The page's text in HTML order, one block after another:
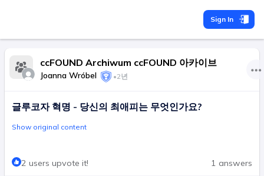
Sign In
ccFOUND Archiwum ccFOUND 아카이브
Joanna Wróbel •2년
글루코자 혁명 - 당신의 최애피는 무엇인가요?
Show original content
2 users upvote it! 1 answers